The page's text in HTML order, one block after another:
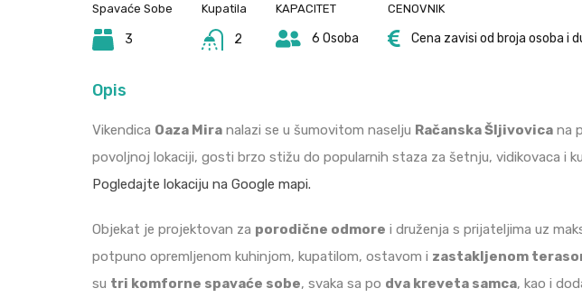
Spavaće Sobe
3
Kupatila
2
KAPACITET
6 Osoba
CENOVNIK
Cena zavisi od broja osoba i
Opis
Vikendica Oaza Mira nalazi se u šumovitom naselju Račanska Šljivovica na
povoljnoj lokaciji, gosti brzo stižu do popularnih staza za šetnju, vidikovaca i
Pogledajte lokaciju na Google mapi.
Objekat je projektovan za porodične odmore i druženja s prijateljima uz
potpuno opremljenom kuhinjom, kupatilom, ostavom i zastakljenom
su tri komforne spavaće sobe, svaka sa po dva kreveta samca, kao i